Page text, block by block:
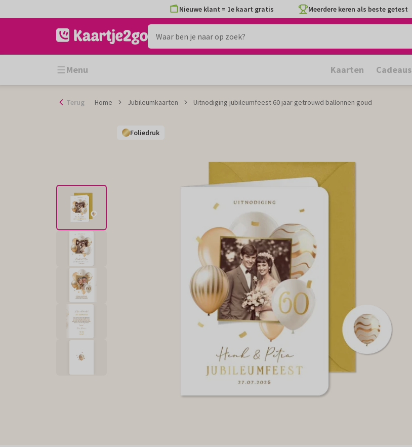
naar
Nieuwe klant = 1e kaart gratis Meerdere keren als beste getest
Menu Kaarten Cadeaus
Terug Home Jubileumkaarten Uitnodiging jubileumfeest 60 jaar getrouwd ballonnen goud
Foliedruk
Foliedruk
Foliedruk
Foliedruk
Foliedruk